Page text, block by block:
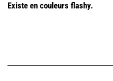
Existe en couleurs flashy.